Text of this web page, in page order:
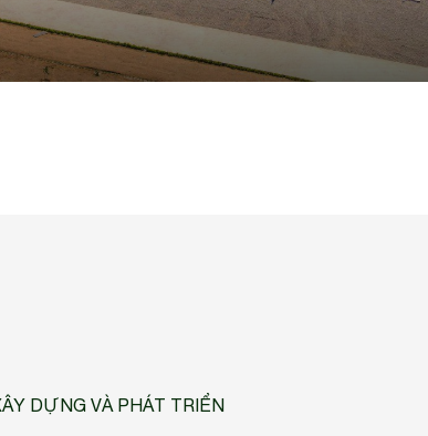
với công suất thiết kế 50 MWp, cho sản lượng điện
năm.
DỰNG VÀ PHÁT TRIỂN